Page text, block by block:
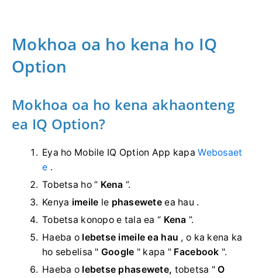
Mokhoa oa ho kena ho IQ
Option
Mokhoa oa ho kena akhaonteng
ea IQ Option?
Eya ho Mobile IQ Option App kapaWebosaet
e .
Tobetsa ho “ Kena ”.
Kenya imeile le phasewete ea hau .
Tobetsa konopo e tala ea “ Kena ”.
Haeba o lebetse imeile ea hau , o ka kena ka
ho sebelisa " Google " kapa " Facebook ".
Haeba o lebetse phasewete, tobetsa "O